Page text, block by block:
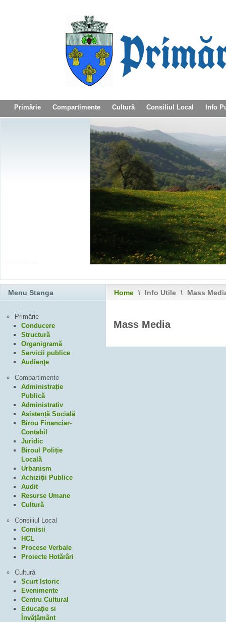
Primărie Compartimente Cultură Consiliul Local Info
Home \ Info Utile \ Mass
Mass Media
Menu Stanga
Primărie
Conducere
Structură
Organigramă
Servicii publice
Audienţe
Compartimente
Administrație
Publică
Administrativ
Asistență Socială
Birou Financiar-
Contabil
Juridic
Biroul Poliție
Locală
Urbanism
Achiziții Publice
Audit
Resurse Umane
Cultură
Consiliul Local
Comisii
HCL
Procese Verbale
Proiecte Hotărâri
Cultură
Scurt Istoric
Evenimente
Centru Cultural
Educaţie si
Învăţământ